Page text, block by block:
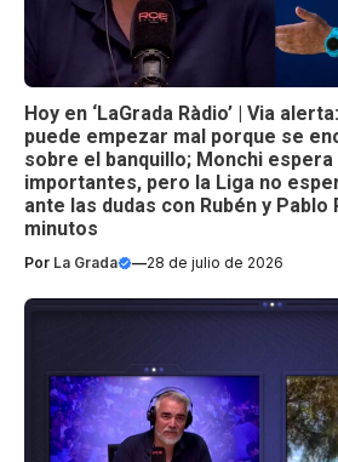
Hoy en ‘LaGrada Ràdio’ | Via
puede empezar mal porque se
sobre el banquillo; Monchi
importantes, pero la Liga no
ante las dudas con Rubén y Pablo
minutos
Por La Grada —28 de julio de 2026